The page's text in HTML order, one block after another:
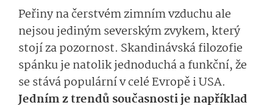
Peřiny na čerstvém zimním vzduchu ale
nejsou jediným severským zvykem, který
stojí za pozornost. Skandinávská filozofie
spánku je natolik jednoduchá a funkční, že
se stává populární v celé Evropě i USA.
Jedním z trendů současnosti je například